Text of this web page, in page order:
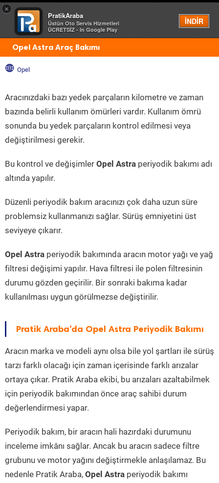
×
PratikAraba
Üstün Oto Servis Hizmetleri
ÜCRETSİZ - In Google Play
İNDİR
Menü
Opel Astra Araç Bakımı
Opel
Aracınızdaki bazı yedek parçaların kilometre ve zaman
bazında belirli kullanım ömürleri vardır. Kullanım ömrü
sonunda bu yedek parçaların kontrol edilmesi veya
değiştirilmesi gerekir.
Bu kontrol ve değişimler Opel Astra periyodik bakımı adı
altında yapılır.
Düzenli periyodik bakım aracınızı çok daha uzun süre
problemsiz kullanmanızı sağlar. Sürüş emniyetini üst
seviyeye çıkarır.
Opel Astra periyodik bakımında aracın motor yağı ve yağ
filtresi değişimi yapılır. Hava filtresi ile polen filtresinin
durumu gözden geçirilir. Bir sonraki bakıma kadar
kullanılması uygun görülmezse değiştirilir.
Pratik Araba'da Opel Astra Periyodik Bakımı
Aracın marka ve modeli aynı olsa bile yol şartları ile sürüş
tarzı farklı olacağı için zaman içerisinde farklı arızalar
ortaya çıkar. Pratik Araba ekibi, bu arızaları azaltabilmek
için periyodik bakımından önce araç sahibi durum
değerlendirmesi yapar.
Periyodik bakım, bir aracın hali hazırdaki durumunu
inceleme imkânı sağlar. Ancak bu aracın sadece filtre
grubunu ve motor yağını değiştirmekle anlaşılamaz. Bu
nedenle Pratik Araba, Opel Astra periyodik bakımı